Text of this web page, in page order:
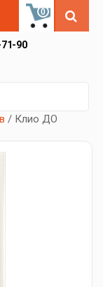
0
90
/ Клио ДО